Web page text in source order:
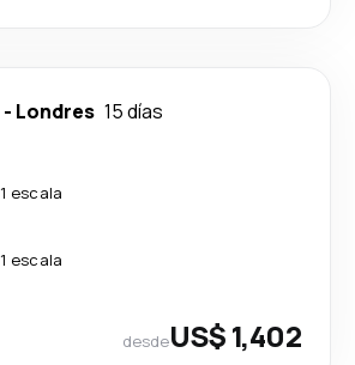
- Londres 15 días
1 escala
1 escala
desdeUS$ 1,402